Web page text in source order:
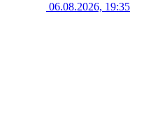
06.08.2026, 19:35